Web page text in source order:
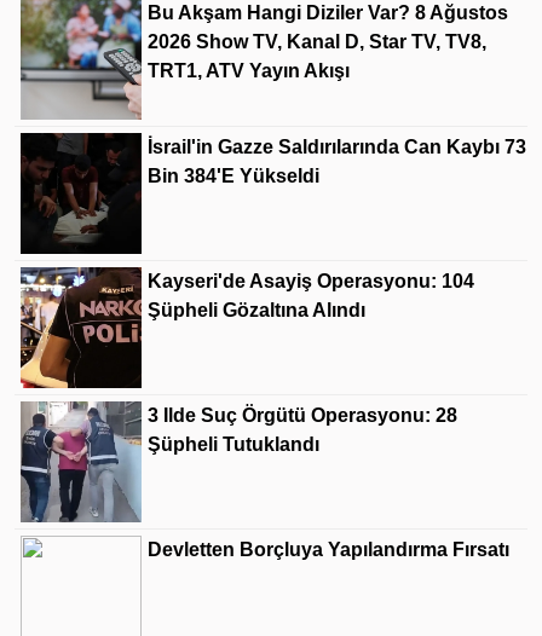
Bu Akşam Hangi Diziler Var? 8 Ağustos
2026 Show TV, Kanal D, Star TV, TV8,
TRT1, ATV Yayın Akışı
İsrail'in Gazze Saldırılarında Can Kaybı 73
Bin 384'e Yükseldi
Kayseri'de Asayiş Operasyonu: 104
Şüpheli Gözaltına Alındı
3 Ilde Suç Örgütü Operasyonu: 28
Şüpheli Tutuklandı
Devletten Borçluya Yapılandırma Fırsatı